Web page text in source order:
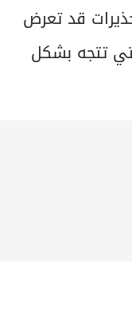
قد تعرض
تتجه بشكل